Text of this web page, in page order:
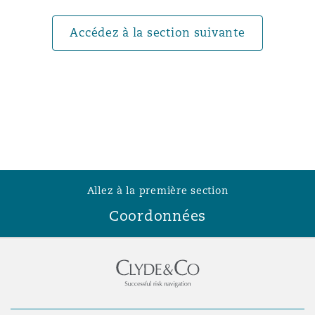
Accédez à la section suivante
Allez à la première section
Coordonnées